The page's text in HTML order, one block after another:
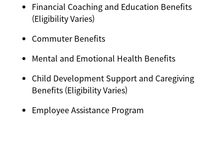
Financial Coaching and Education Benefits
(Eligibility Varies)
Commuter Benefits
Mental and Emotional Health Benefits
Child Development Support and Caregiving
Benefits (Eligibility Varies)
Employee Assistance Program